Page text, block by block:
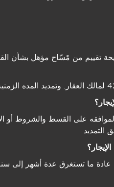
تقییم من مًسّاح مؤھل بشأن
للمالك الرد على إشعار المادة 42 بالموافقه على
عادة ما تستغرق عدة أشھر إلى